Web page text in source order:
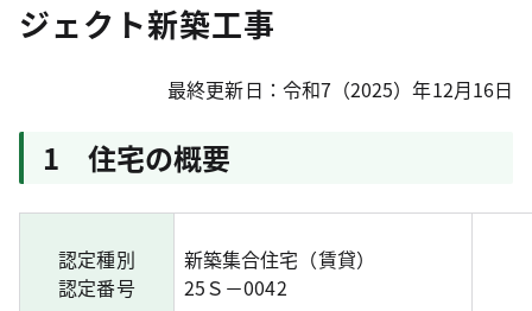
ジェクト新築工事
最終更新日：令和7（2025）年12月16日
1 住宅の概要
認定種別
認定番号
新築集合住宅（賃貸）
25Ｓ－0042